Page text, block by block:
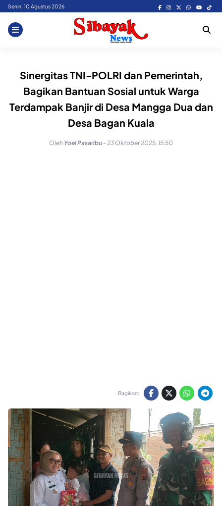
Skip
content
Senin, 10 Agustus 2026
Sinergitas TNI-POLRI dan Pemerintah,
Bagikan Bantuan Sosial untuk Warga
Terdampak Banjir di Desa Mangga Dua dan
Desa Bagan Kuala
Oleh Yoel Pasaribu - 23 Oktober 2025, 15:50
Bagikan: